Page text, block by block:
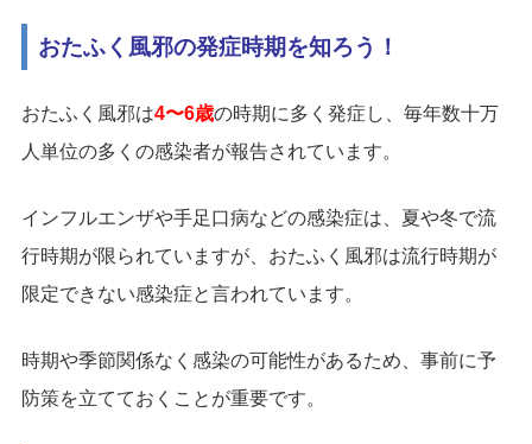
おたふく風邪の発症時期を知ろう！
おたふく風邪は4〜6歳の時期に多く発症し、毎年数十万
人単位の多くの感染者が報告されています。
インフルエンザや手足口病などの感染症は、夏や冬で流
行時期が限られていますが、おたふく風邪は流行時期が
限定できない感染症と言われています。
時期や季節関係なく感染の可能性があるため、事前に予
防策を立てておくことが重要です。